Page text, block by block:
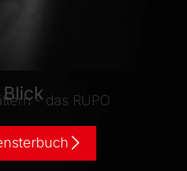
- das RUPO